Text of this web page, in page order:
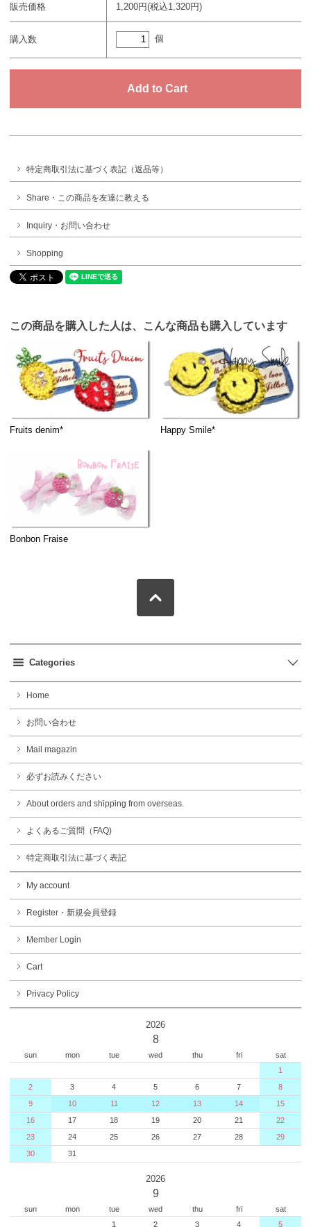
販売価格 1,200円(税込1,320円)
購入数 個
特定商取引法に基づく表記（返品等）
Share・この商品を友達に教える
Inquiry・お問い合わせ
Shopping
この商品を購入した人は、こんな商品も購入しています
Fruits denim* Happy Smile*
Bonbon Fraise
Categories
Home
お問い合わせ
Mail magazin
必ずお読みください
About orders and shipping from overseas.
よくあるご質問（FAQ)
特定商取引法に基づく表記
My account
Register・新規会員登録
Member Login
Cart
Privacy Policy
2026
8
sun mon tue wed thu fri
sat
1
2
3 4 5 6 7
8
9
10 11 12 13 14
15
16
17 18 19 20 21
22
23
24 25 26 27 28
29
30
31
2026
9
sun mon tue wed thu fri
sat
1
2 3 4 5